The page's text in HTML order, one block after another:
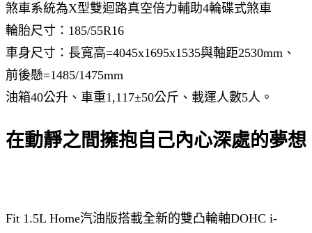
煞車系統為X型雙迴路真空倍力輔助4輪碟式煞車
輪胎尺寸：185/55R16
車身尺寸：長寬高=4045x1695x1535與軸距2530mm、
前後懸=1485/1475mm
油箱40公升、車重1,117±50公斤、載運人數5人。
在動靜之間擁抱自己內心深處的夢想
Fit 1.5L Home汽油版搭載全新的雙凸輪軸DOHC i-